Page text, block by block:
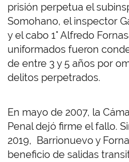
prisión perpetua el
Somohano, el inspector
y el cabo 1° Alfredo
uniformados fueron
de entre 3 y 5 años por
delitos perpetrados.
En mayo de 2007, la
Penal dejó firme el fallo.
2019, Barrionuevo y
beneficio de salidas